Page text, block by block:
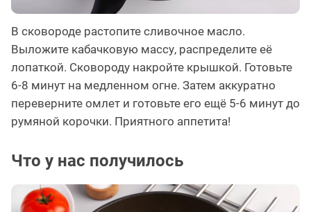
В сковороде растопите сливочное масло.
Выложите кабачковую массу, распределите её
лопаткой. Сковороду накройте крышкой. Готовьте
6-8 минут на медленном огне. Затем аккуратно
переверните омлет и готовьте его ещё 5-6 минут до
румяной корочки. Приятного аппетита!
Что у нас получилось